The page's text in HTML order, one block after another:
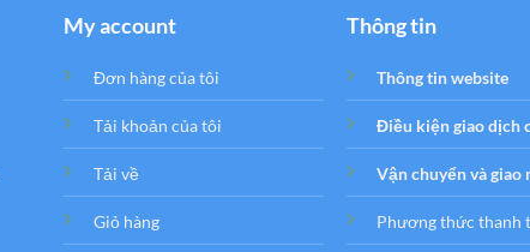
My account
Đơn hàng của tôi
Tải khoản của tôi
Tải về
Giỏ hàng
Thông tin
Thông tin website
Điều kiện giao dịch
Vận chuyển và giao
Phương thức thanh